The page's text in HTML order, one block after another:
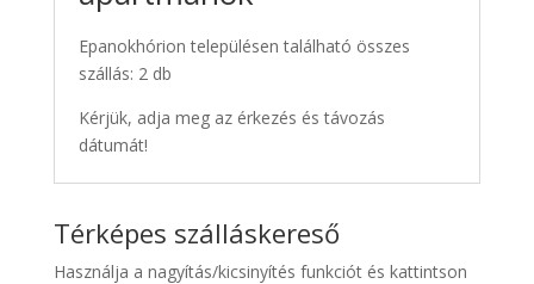
Epanokhórion településen található összes
szállás: 2 db
Kérjük, adja meg az érkezés és távozás
dátumát!
Térképes szálláskereső
Használja a nagyítás/kicsinyítés funkciót és kattintson